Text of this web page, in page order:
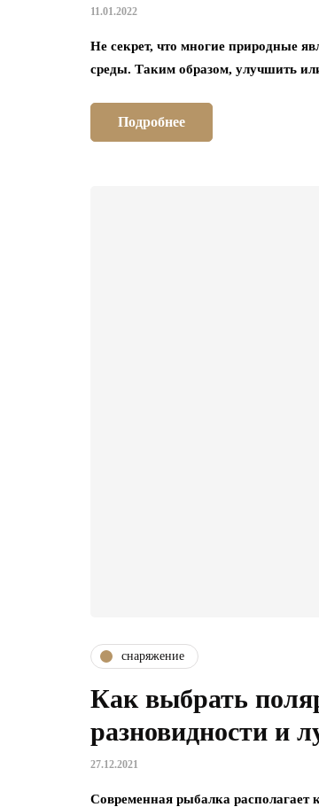
11.01.2022
Не секрет, что многие природные
среды. Таким образом, улучшить
Подробнее
снаряжение
Как выбрать
разновидности и
27.12.2021
Современная рыбалка располагает